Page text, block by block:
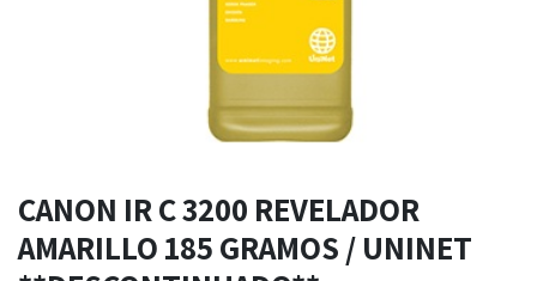
CANON IR C 3200 REVELADOR
AMARILLO 185 GRAMOS / UNINET